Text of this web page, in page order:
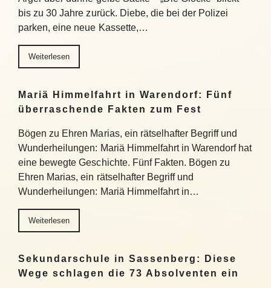
bis zu 30 Jahre zurück. Diebe, die bei der Polizei
parken, eine neue Kassette,…
Weiterlesen
Mariä Himmelfahrt in Warendorf: Fünf
überraschende Fakten zum Fest
Bögen zu Ehren Marias, ein rätselhafter Begriff und
Wunderheilungen: Mariä Himmelfahrt in Warendorf hat
eine bewegte Geschichte. Fünf Fakten. Bögen zu
Ehren Marias, ein rätselhafter Begriff und
Wunderheilungen: Mariä Himmelfahrt in…
Weiterlesen
Sekundarschule in Sassenberg: Diese
Wege schlagen die 73 Absolventen ein